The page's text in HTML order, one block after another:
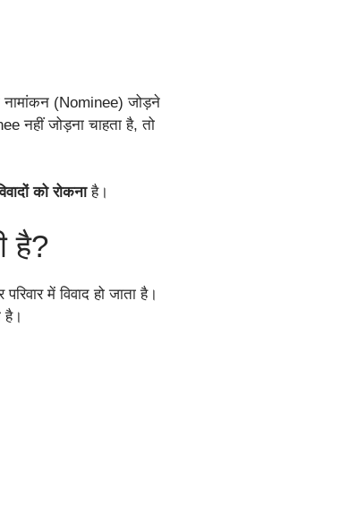
नामांकन (Nominee) जोड़ने
नहीं जोड़ना चाहता है, तो
को रोकनाहै।
है?
में विवाद हो जाता है।
है।